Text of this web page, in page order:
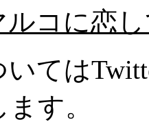
ルコに恋
ては
す。